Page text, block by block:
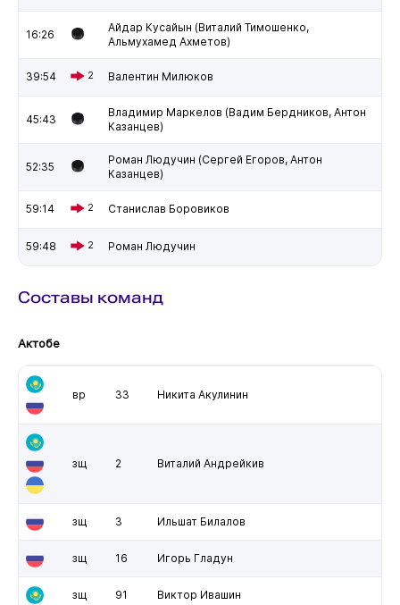
16:26
Айдар Кусайын (Виталий Тимошенко,
Альмухамед Ахметов)
39:54 2 Валентин Милюков
45:43
Владимир Маркелов (Вадим Бердников, Антон
Казанцев)
52:35
Роман Людучин (Сергей Егоров, Антон
Казанцев)
59:14 2 Станислав Боровиков
59:48 2 Роман Людучин
Составы команд
Актобе
вр 33 Никита Акулинин
зщ 2 Виталий Андрейкив
зщ 3 Ильшат Билалов
зщ 16 Игорь Гладун
зщ 91 Виктор Ивашин